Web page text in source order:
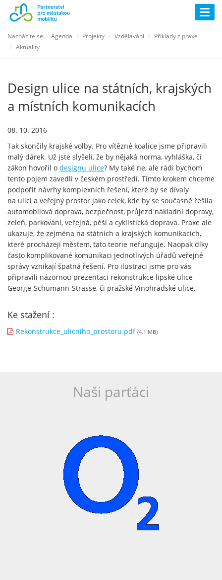
Nacházíte se: Agenda Projekty Vzdělávání
Příklady z praxe
Aktuality
Design ulice na státních, krajských
a místních komunikacích
08. 10. 2016
Tak skončily krajské volby. Pro vítězné koalice jsme připravili
malý dárek. Už jste slyšeli, že by nějaká norma, vyhláška, či
zákon hovořil o designu ulice? My také ne, ale rádi bychom
tento pojem zavedli v českém prostředí. Tímto krokem chceme
podpořit návrhy komplexních řešení, které by se dívaly
na ulici a veřejný prostor jako celek, kde by se současně řešila
automobilová doprava, bezpečnost, průjezd nákladní dopravy,
zeleň, parkování, veřejná, pěší a cyklistická doprava. Praxe ale
ukazuje, že zejména na státních a krajských komunikacích,
které procházejí městem, tato teorie nefunguje. Naopak díky
často komplikované komunikaci jednotlivých úřadů veřejné
správy vznikají špatná řešení. Pro ilustraci jsme pro vás
připravili názornou prezentaci rekonstrukce lipské ulice
George-Schumann-Strasse, či pražské Vinohradské ulice.
Ke stažení :
Rekonstrukce_ulicniho_prostoru.pdf (4.1 MB)
Naši parťáci